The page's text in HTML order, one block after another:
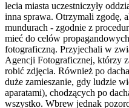
lecia miasta uczestniczyły
inna sprawa. Otrzymali zgodę,
mundurach - zgodnie z
mieć do celów
fotograficzną. Przyjechali w
Agencji Fotograficznej, którzy
robić zdjęcia. Również po
duże zamieszanie, gdy ludzie
aparatami), chodzących po
wszystko. Wbrew jednak